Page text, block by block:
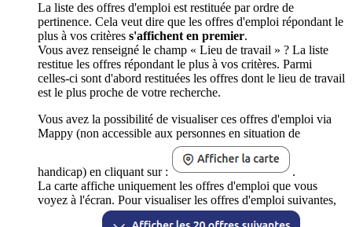
La liste des offres d'emploi est restituée par ordre de
pertinence. Cela veut dire que les offres d'emploi répondant le
plus à vos critères s'affichent en premier.
Vous avez renseigné le champ « Lieu de travail » ? La liste
restitue les offres répondant le plus à vos critères. Parmi
celles-ci sont d'abord restituées les offres dont le lieu de travail
est le plus proche de votre recherche.
Vous avez la possibilité de visualiser ces offres d'emploi via
Mappy (non accessible aux personnes en situation de
handicap) en cliquant sur :
.
La carte affiche uniquement les offres d'emploi que vous
voyez à l'écran. Pour visualiser les offres d'emploi suivantes,